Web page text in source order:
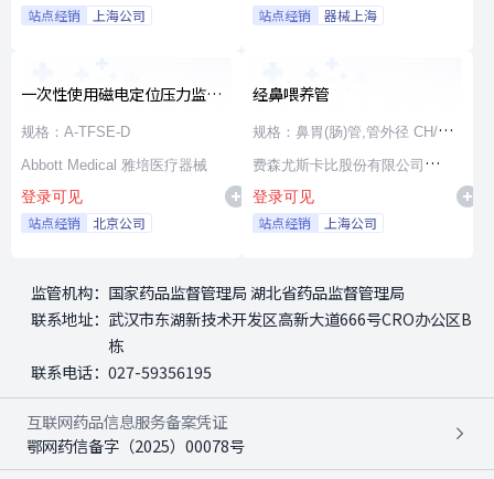
站点经销 上海公司 站点经销 器械上海
一次性使用磁电定位压力监测
射频消融导管
规格：A-TFSE-D
Abbott Medical 雅培医疗器械
登录可见
站点经销 北京公司
经鼻喂养管
规格：鼻胃(肠)管,管外径 CH/FR
15,管内径 3.5mm,长度 100cm,
通用漏斗接头
费森尤斯卡比股份有限公司
Fresenius Kabi AG
登录可见
站点经销 上海公司
监管机构： 国家药品监督管理局 湖北省药品监督管理局
联系地址： 武汉市东湖新技术开发区高新大道666号CRO办公区B
栋
联系电话： 027-59356195
互联网药品信息服务备案凭证
鄂网药信备字（2025）00078号